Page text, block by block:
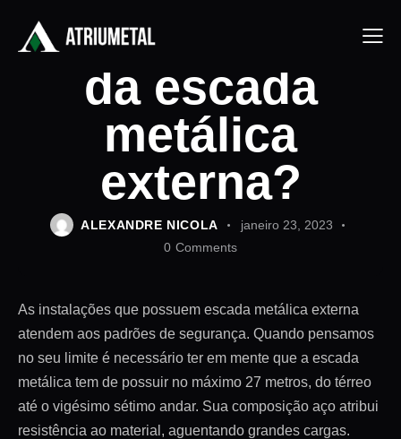
Qual a função
da escada
metálica
externa?
ALEXANDRE NICOLA
janeiro 23, 2023
0 Comments
As instalações que possuem escada metálica externa
atendem aos padrões de segurança. Quando pensamos
no seu limite é necessário ter em mente que a escada
metálica tem de possuir no máximo 27 metros, do térreo
até o vigésimo sétimo andar. Sua composição aço atribui
resistência ao material, aguentando grandes cargas.